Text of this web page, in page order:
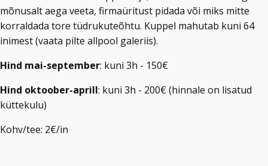
mõnusalt aega veeta, firmaüritust pidada või miks mitte
korraldada tore tüdrukuteõhtu. Kuppel mahutab kuni 64
inimest (vaata pilte allpool galeriis).
Hind mai-september: kuni 3h - 150€
Hind oktoober-aprill: kuni 3h - 200€ (hinnale on lisatud
küttekulu)
Kohv/tee: 2€/in​